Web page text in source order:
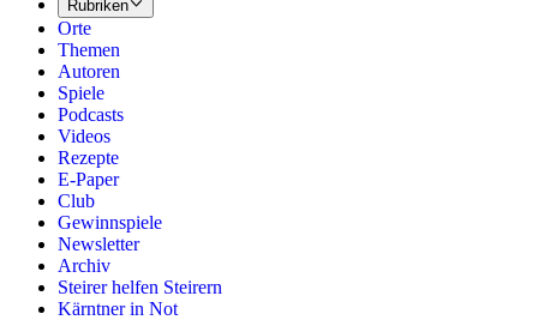
Rubriken
Orte
Themen
Autoren
Spiele
Podcasts
Videos
Rezepte
E-Paper
Club
Gewinnspiele
Newsletter
Archiv
Steirer helfen Steirern
Kärntner in Not